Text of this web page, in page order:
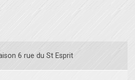
6 rue du St Esprit